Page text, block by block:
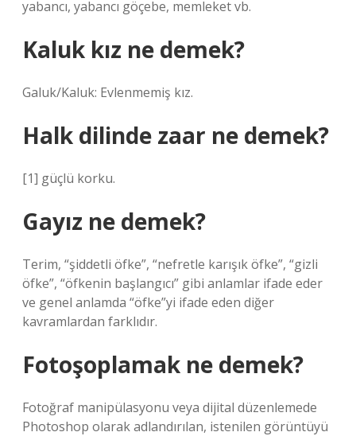
yabancı, yabancı göçebe, memleket vb.
Kaluk kız ne demek?
Galuk/Kaluk: Evlenmemiş kız.
Halk dilinde zaar ne demek?
[1] güçlü korku.
Gayız ne demek?
Terim, “şiddetli öfke”, “nefretle karışık öfke”, “gizli
öfke”, “öfkenin başlangıcı” gibi anlamlar ifade eder
ve genel anlamda “öfke”yi ifade eden diğer
kavramlardan farklıdır.
Fotoşoplamak ne demek?
Fotoğraf manipülasyonu veya dijital düzenlemede
Photoshop olarak adlandırılan, istenilen görüntüyü